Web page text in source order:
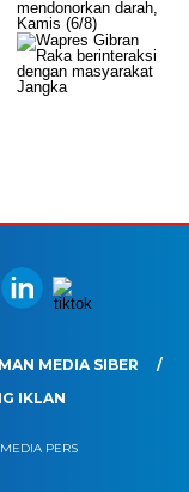
MEDIA SIBER
IKLAN
PERS